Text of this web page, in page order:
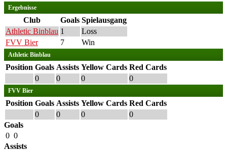
Ergebnisse
Club Goals Spielausgang
Athletic Binblau 1
Loss
FVV Bier
7 Win
Athletic Binblau
Position Goals Assists Yellow Cards Red Cards
0
0 0 0
FVV Bier
Position Goals Assists Yellow Cards Red Cards
0
0 0
0
Goals
0 0
Assists